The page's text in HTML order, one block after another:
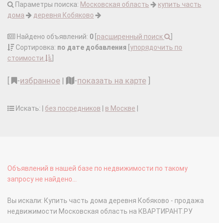
Параметры поиска: Московская область
купить часть
дома
деревня Кобяково
Найдено объявлений: 0 расширенный поиск
Сортировка: по дате добавления упорядочить по
стоимости
-избранное | -показать на карте
Искать: | без посредников в Москве
Объявлений в нашей базе по недвижимости по такому
запросу не найдено...
Вы искали: Купить часть дома деревня Кобяково - продажа
недвижимости Московская область на КВАРТИРАНТ.РУ